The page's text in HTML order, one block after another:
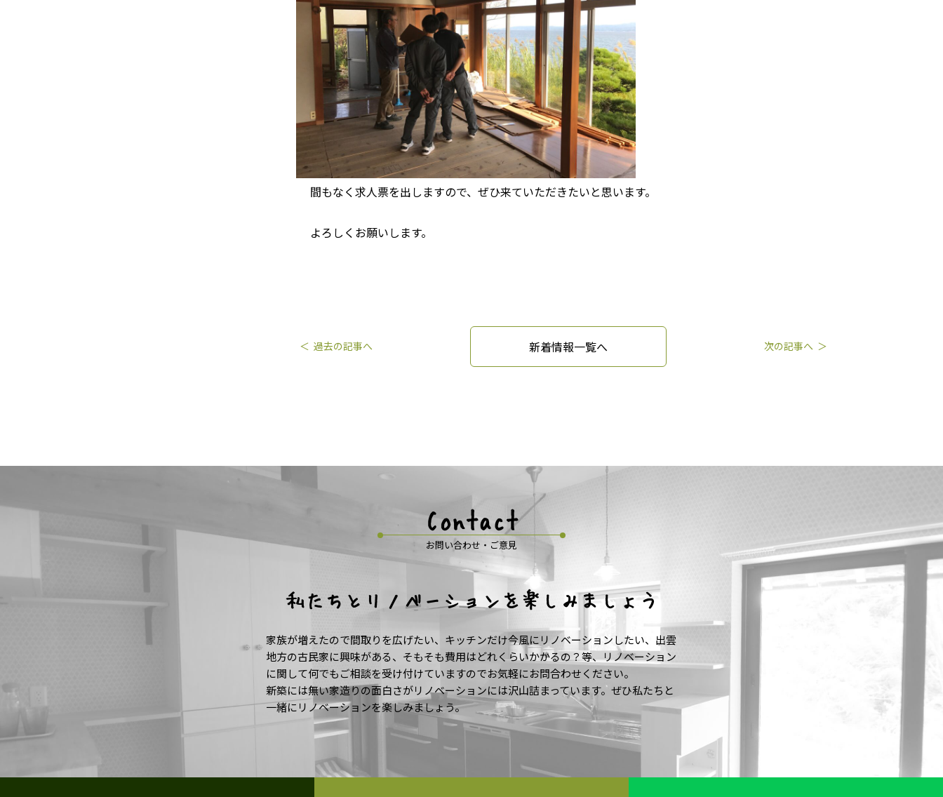
間もなく求人票を出しますので、ぜひ来ていただきたいと思います。
よろしくお願いします。
過去の記事へ 次の記事へ
新着情報一覧へ
Contact
お問い合わせ・ご意見
私たちとリノベーションを楽しみましょう
家族が増えたので間取りを広げたい、キッチンだけ今風にリノベーションしたい、出雲
地方の古民家に興味がある、そもそも費用はどれくらいかかるの？等、リノベーション
に関して何でもご相談を受け付けていますのでお気軽にお問合わせください。
新築には無い家造りの面白さがリノベーションには沢山詰まっています。ぜひ私たちと
一緒にリノベーションを楽しみましょう。